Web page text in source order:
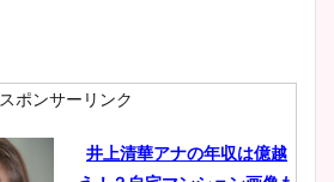
肉も凄い！
スポンサーリンク
井上清華アナの年収は億越